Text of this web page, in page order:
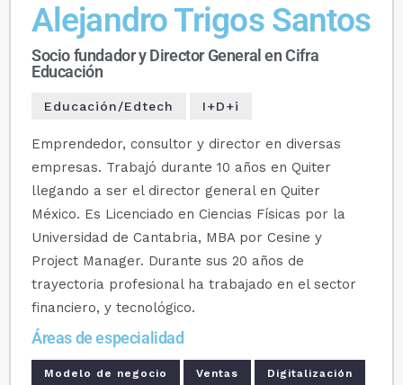
Alejandro Trigos Santos
Socio fundador y Director General en Cifra
Educación
Educación/Edtech I+D+i
Emprendedor, consultor y director en diversas
empresas. Trabajó durante 10 años en Quiter
llegando a ser el director general en Quiter
México. Es Licenciado en Ciencias Físicas por la
Universidad de Cantabria, MBA por Cesine y
Project Manager. Durante sus 20 años de
trayectoria profesional ha trabajado en el sector
financiero, y tecnológico.
Áreas de especialidad
Modelo de negocio Ventas Digitalización